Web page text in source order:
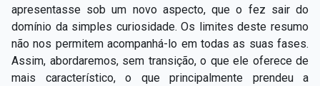
apresentasse sob um novo aspecto, que o fez sair do
domínio da simples curiosidade. Os limites deste resumo
não nos permitem acompanhá-lo em todas as suas fases.
Assim, abordaremos, sem transição, o que ele oferece de
mais característico, o que principalmente prendeu a